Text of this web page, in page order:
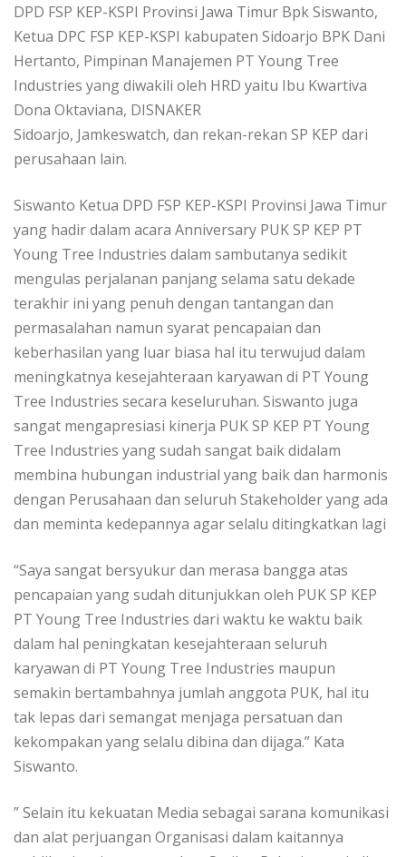
DPD FSP KEP-KSPI Provinsi Jawa Timur Bpk Siswanto,
Ketua DPC FSP KEP-KSPI kabupaten Sidoarjo BPK Dani
Hertanto, Pimpinan Manajemen PT Young Tree
Industries yang diwakili oleh HRD yaitu Ibu Kwartiva
Dona Oktaviana, DISNAKER
Sidoarjo, Jamkeswatch, dan rekan-rekan SP KEP dari
perusahaan lain.
Siswanto Ketua DPD FSP KEP-KSPI Provinsi Jawa Timur
yang hadir dalam acara Anniversary PUK SP KEP PT
Young Tree Industries dalam sambutanya sedikit
mengulas perjalanan panjang selama satu dekade
terakhir ini yang penuh dengan tantangan dan
permasalahan namun syarat pencapaian dan
keberhasilan yang luar biasa hal itu terwujud dalam
meningkatnya kesejahteraan karyawan di PT Young
Tree Industries secara keseluruhan. Siswanto juga
sangat mengapresiasi kinerja PUK SP KEP PT Young
Tree Industries yang sudah sangat baik didalam
membina hubungan industrial yang baik dan harmonis
dengan Perusahaan dan seluruh Stakeholder yang ada
dan meminta kedepannya agar selalu ditingkatkan lagi
“Saya sangat bersyukur dan merasa bangga atas
pencapaian yang sudah ditunjukkan oleh PUK SP KEP
PT Young Tree Industries dari waktu ke waktu baik
dalam hal peningkatan kesejahteraan seluruh
karyawan di PT Young Tree Industries maupun
semakin bertambahnya jumlah anggota PUK, hal itu
tak lepas dari semangat menjaga persatuan dan
kekompakan yang selalu dibina dan dijaga.” Kata
Siswanto.
” Selain itu kekuatan Media sebagai sarana komunikasi
dan alat perjuangan Organisasi dalam kaitannya